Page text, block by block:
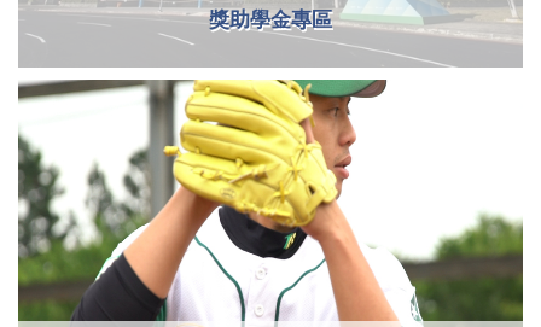
獎助學金專區